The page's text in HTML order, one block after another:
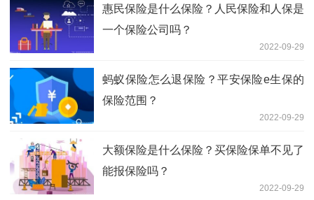
惠民保险是什么保险？人民保险和人保是
一个保险公司吗？
2022-09-29
蚂蚁保险怎么退保险？平安保险e生保的
保险范围？
2022-09-29
大额保险是什么保险？买保险保单不见了
能报保险吗？
2022-09-29